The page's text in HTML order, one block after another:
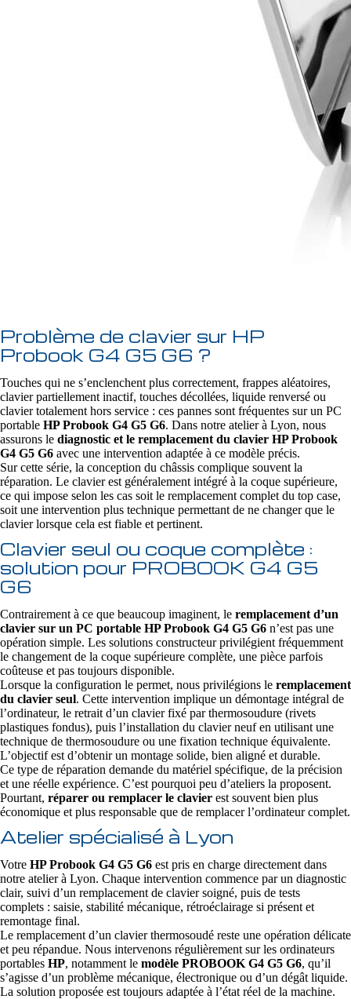
Problème de clavier sur HP
Probook G4 G5 G6 ?
Touches qui ne s’enclenchent plus correctement, frappes aléatoires,
clavier partiellement inactif, touches décollées, liquide renversé ou
clavier totalement hors service : ces pannes sont fréquentes sur un PC
portable HP Probook G4 G5 G6. Dans notre atelier à Lyon, nous
assurons le diagnostic et le remplacement du clavier HP Probook
G4 G5 G6 avec une intervention adaptée à ce modèle précis.
Sur cette série, la conception du châssis complique souvent la
réparation. Le clavier est généralement intégré à la coque supérieure,
ce qui impose selon les cas soit le remplacement complet du top case,
soit une intervention plus technique permettant de ne changer que le
clavier lorsque cela est fiable et pertinent.
Clavier seul ou coque complète :
solution pour PROBOOK G4 G5
G6
Contrairement à ce que beaucoup imaginent, le remplacement d’un
clavier sur un PC portable HP Probook G4 G5 G6 n’est pas une
opération simple. Les solutions constructeur privilégient fréquemment
le changement de la coque supérieure complète, une pièce parfois
coûteuse et pas toujours disponible.
Lorsque la configuration le permet, nous privilégions le remplacement
du clavier seul. Cette intervention implique un démontage intégral de
l’ordinateur, le retrait d’un clavier fixé par thermosoudure (rivets
plastiques fondus), puis l’installation du clavier neuf en utilisant une
technique de thermosoudure ou une fixation technique équivalente.
L’objectif est d’obtenir un montage solide, bien aligné et durable.
Ce type de réparation demande du matériel spécifique, de la précision
et une réelle expérience. C’est pourquoi peu d’ateliers la proposent.
Pourtant, réparer ou remplacer le clavier est souvent bien plus
économique et plus responsable que de remplacer l’ordinateur complet.
Atelier spécialisé à Lyon
Votre HP Probook G4 G5 G6 est pris en charge directement dans
notre atelier à Lyon. Chaque intervention commence par un diagnostic
clair, suivi d’un remplacement de clavier soigné, puis de tests
complets : saisie, stabilité mécanique, rétroéclairage si présent et
remontage final.
Le remplacement d’un clavier thermosoudé reste une opération délicate
et peu répandue. Nous intervenons régulièrement sur les ordinateurs
portables HP, notamment le modèle PROBOOK G4 G5 G6, qu’il
s’agisse d’un problème mécanique, électronique ou d’un dégât liquide.
La solution proposée est toujours adaptée à l’état réel de la machine.